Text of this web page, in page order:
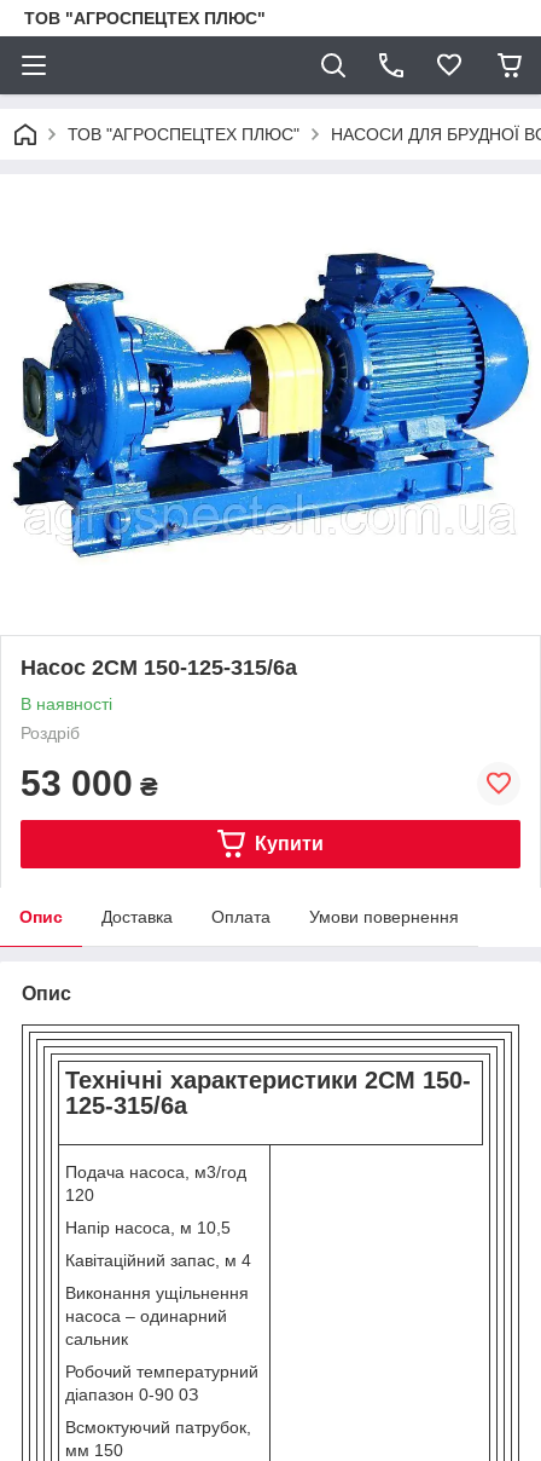
ТОВ "АГРОСПЕЦТЕХ ПЛЮС"
ТОВ "АГРОСПЕЦТЕХ ПЛЮС" НАСОСИ ДЛЯ БРУДНОЇ
Насос 2СМ 150-125-315/6а
В наявності
Роздріб
53 000 ₴
Купити
Опис Доставка Оплата Умови повернення
Опис
Технічні характеристики 2СМ 150-
125-315/6а
Подача насоса, м3/год
120
Напір насоса, м 10,5
Кавітаційний запас, м 4
Виконання ущільнення
насоса – одинарний
сальник
Робочий температурний
діапазон 0-90 0З
Всмоктуючий патрубок,
мм 150